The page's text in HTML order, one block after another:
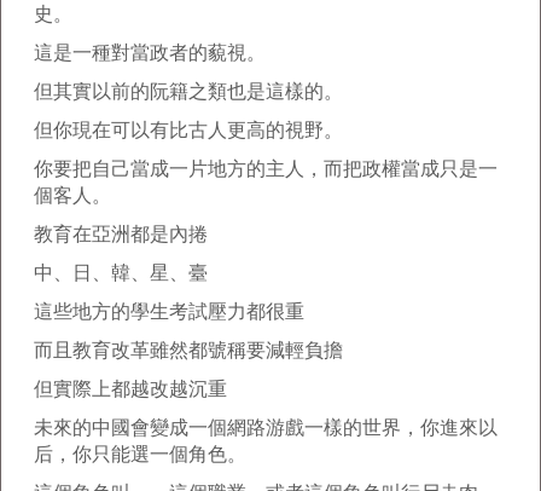
史。
這是一種對當政者的藐視。
但其實以前的阮籍之類也是這樣的。
但你現在可以有比古人更高的視野。
你要把自己當成一片地方的主人，而把政權當成只是一
個客人。
教育在亞洲都是內捲
中、日、韓、星、臺
這些地方的學生考試壓力都很重
而且教育改革雖然都號稱要減輕負擔
但實際上都越改越沉重
未來的中國會變成一個網路游戲一樣的世界，你進來以
后，你只能選一個角色。